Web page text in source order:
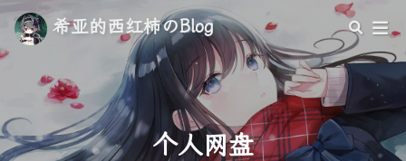
希亚的西红柿のBlog
个人网盘